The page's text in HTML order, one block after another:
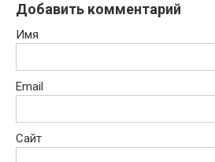
Добавить комментарий
Имя
Email
Сайт